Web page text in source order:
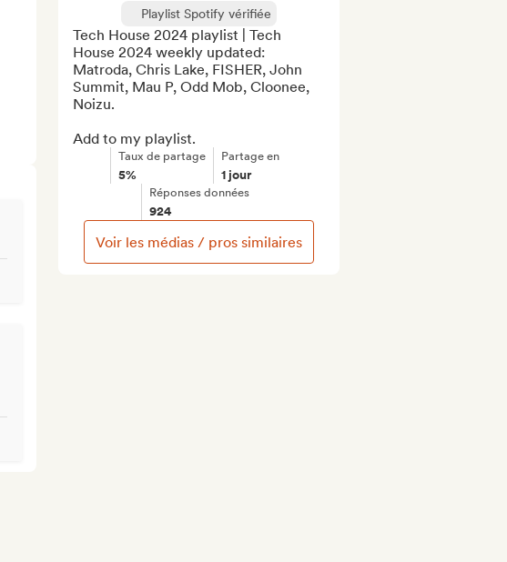
Playlist Spotify vérifiée
Tech House 2024 playlist | Tech
House 2024 weekly updated:
Matroda, Chris Lake, FISHER, John
Summit, Mau P, Odd Mob, Cloonee,
Noizu.
Add to my playlist.
Taux de partage
5%
Partage en
1 jour
Réponses données
924
Voir les médias / pros similaires